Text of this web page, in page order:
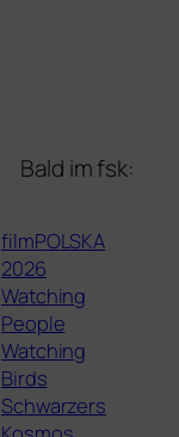
Bald im fsk:
filmPOLSKA
2026
Watching
People
Watching
Birds
Schwarzers